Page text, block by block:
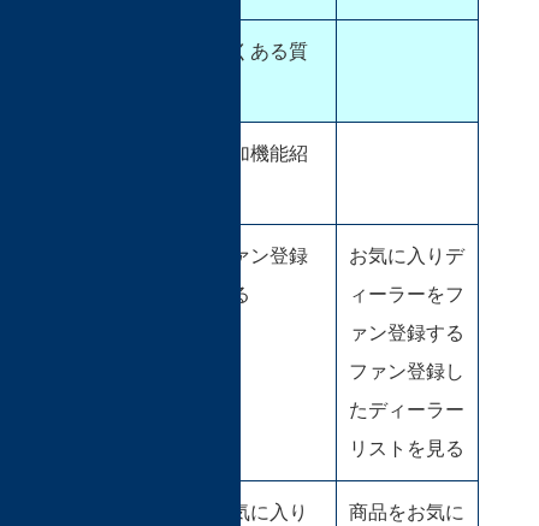
よくある質
追加機能紹
ファン登録
する
お気に入りデ
ィーラーをフ
ァン登録する
ファン登録し
たディーラー
リストを見る
お気に入り
商品をお気に